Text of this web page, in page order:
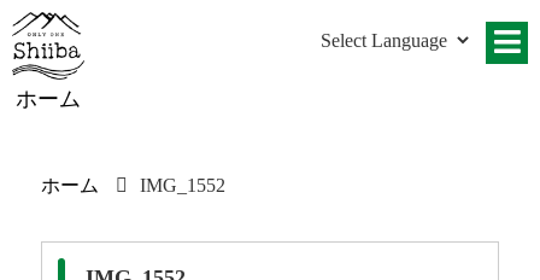
ホーム
ホーム IMG_1552